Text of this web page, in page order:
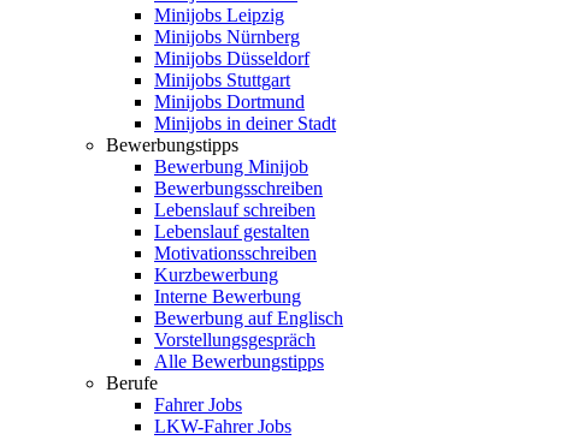
Minijobs Leipzig
Minijobs Nürnberg
Minijobs Düsseldorf
Minijobs Stuttgart
Minijobs Dortmund
Minijobs in deiner Stadt
Bewerbungstipps
Bewerbung Minijob
Bewerbungsschreiben
Lebenslauf schreiben
Lebenslauf gestalten
Motivationsschreiben
Kurzbewerbung
Interne Bewerbung
Bewerbung auf Englisch
Vorstellungsgespräch
Alle Bewerbungstipps
Berufe
Fahrer Jobs
LKW-Fahrer Jobs